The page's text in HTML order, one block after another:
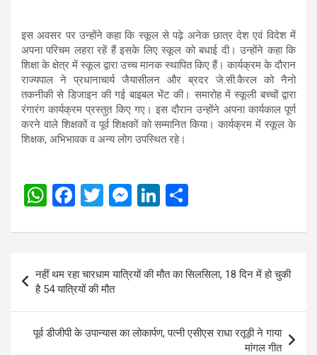
इस अवसर पर उन्होंने कहा कि स्कूल से पढ़े अनेक छात्र देश एवं विदेश में
अपना परिचम लहरा रहें हैं इसके लिए स्कूल को बधाई दी। उन्होंने कहा कि
शिक्षा के क्षेत्र में स्कूल द्वारा उच्च मानक स्थापित किए हैं। कार्यक्रम के दौरान
राज्यपाल ने प्रधानाचार्य जैयासीलन और ब्रदर जे.सी.कैरल को नैनो
तकनीकी से डिजाइन की गई बाइबल भेंट की। समारोह में स्कूली बच्चों द्वारा
रंगारंग कार्यक्रम प्रस्तुत किए गए। इस दौरान उन्होंने अपना कार्यकाल पूर्ण
करने वाले शिक्षकों व पूर्व शिक्षकों को सम्मानित किया। कार्यक्रम में स्कूल के
शिक्षक, अभिभावक व अन्य लोग उपस्थित रहे।
W
at
s
A
p
p
F
ce
o
o
k
T
tt
er
M
se
n
g
er
Li
ke
dI
n
ar
e
Post
navigation
नहीं थम रहा चारधाम यात्रियों की मौत का सिलसिला, 18 दिन में हो चुकी
है 54 यात्रियों की मौत
पूर्व डीजीपी के उपान्यास का लोकार्पण, पत्नी एसीएस राधा रतूड़ी ने गाया
मांगल गीत